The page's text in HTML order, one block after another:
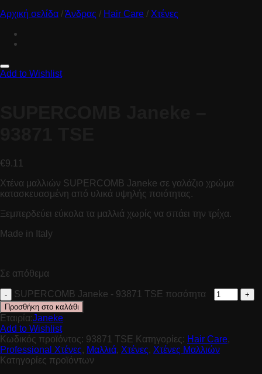
Αρχική σελίδα /Άνδρας / Hair Care / Χτένες
Add to Wishlist
€9.11
Χτένα μαλλιών SUPERCOMB Janeke σε γαλάζιο χρώμα
κατασκευασμένη από υλικά υψηλής ποιότητας.
Ξεμπερδεύει εύκολα τα μαλλιά χωρίς να σπάει την τρίχα.
Made in Italy
Σε απόθεμα
SUPERCOMB Janeke - 93871 TSE ποσότητα
Προσθήκη στο καλάθι
Εταιρία:Janeke
Add to Wishlist
Κωδικός προϊόντος: 93871 TSE Κατηγορίες: Hair Care,
Professional Χτένες, Μαλλιά, Χτένες, Χτένες Μαλλιών
Κατηγορίες προϊόντων